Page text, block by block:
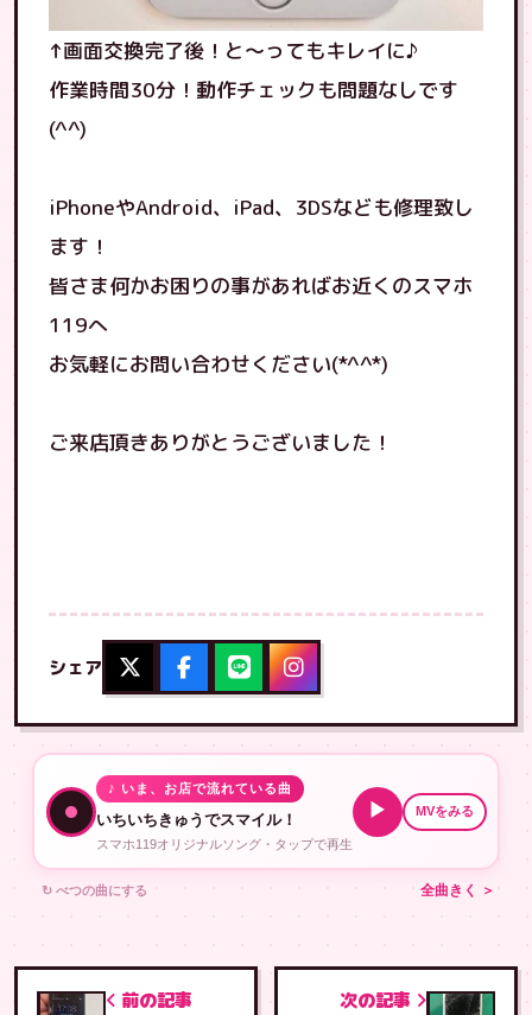
↑画面交換完了後！と〜ってもキレイに♪
作業時間30分！動作チェックも問題なしです
(^^)
iPhoneやAndroid、iPad、3DSなども修理致し
ます！
皆さま何かお困りの事があればお近くのスマホ
119へ
お気軽にお問い合わせください(*^^*)
ご来店頂きありがとうございました！
シェア
♪ いま、お店で流れている曲
いちいちきゅうでスマイル！
スマホ119オリジナルソング・タップで再生
▶ MVをみる
↻ べつの曲にする 全曲きく ＞
前の記事
次の記事